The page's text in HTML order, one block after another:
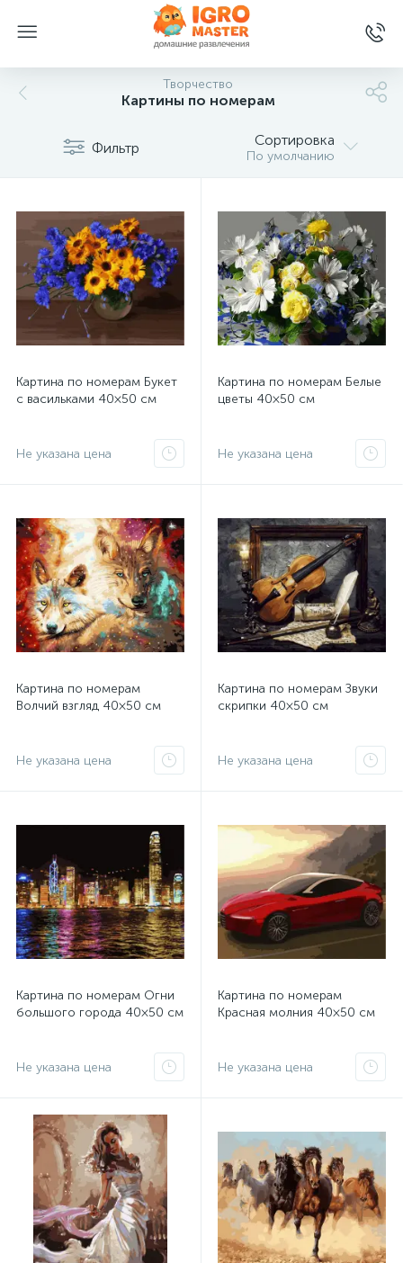
Творчество
Картины по номерам
Фильтр Сортировка
По умолчанию
Картина по номерам Букет
с васильками 40×50 см
Не указана цена
Картина по номерам Белые
цветы 40×50 см
Не указана цена
Картина по номерам
Волчий взгляд 40×50 см
Не указана цена
Картина по номерам Звуки
скрипки 40×50 см
Не указана цена
Картина по номерам Огни
большого города 40×50 см
Не указана цена
Картина по номерам
Красная молния 40×50 см
Не указана цена